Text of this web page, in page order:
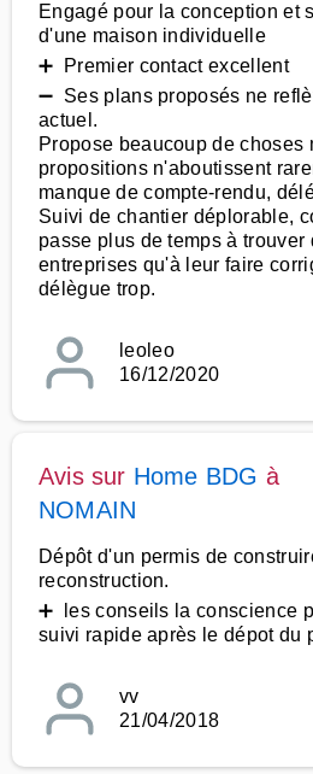
Engagé pour la conception et
d'une maison individuelle
➕ Premier contact excellent
➖ Ses plans proposés ne
actuel.
Propose beaucoup de choses
propositions n'aboutissent
manque de compte-rendu,
Suivi de chantier déplorable,
passe plus de temps à trouver
entreprises qu'à leur faire
délègue trop.
leoleo
16/12/2020
Avis sur Home BDG à
NOMAIN
Dépôt d'un permis de
reconstruction.
➕ les conseils la conscience
suivi rapide après le dépot du
vv
21/04/2018